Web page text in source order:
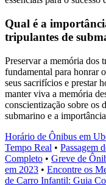
Qual é a
tripulantes de
Preservar a memória dos
fundamental para honrar
seus sacrifícios e prestar
manter viva a memória
conscientização sobre os
submarino e a
Horário de Ônibus em
Tempo Real • Passagem
Completo • Greve de
em 2023 • Encontre os
de Carro Infantil: Guia